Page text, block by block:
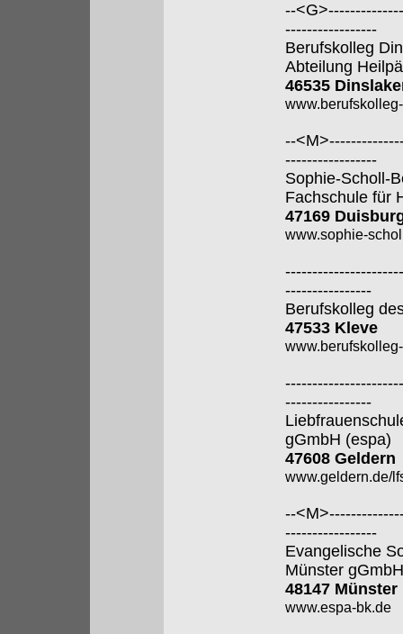
--
-----------------
Berufskolleg
Abteilung
46535
--
-----------------
Sophie-Scholl-
Fachschule für
47169
www.sophie-
----------------
Berufskolleg
47533 Kleve
----------------
gGmbH (espa)
47608 Geldern
www.geldern.de/
--
-----------------
Evangelische
Münster gGmbH
48147 Münster
www.espa-bk.de